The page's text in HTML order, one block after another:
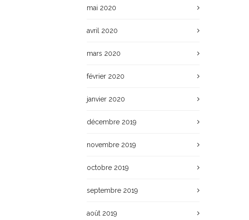
mai 2020
avril 2020
mars 2020
février 2020
janvier 2020
décembre 2019
novembre 2019
octobre 2019
septembre 2019
août 2019